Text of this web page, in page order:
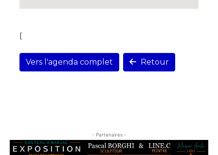
[
Vers l'agenda complet Retour
- Partenaires -